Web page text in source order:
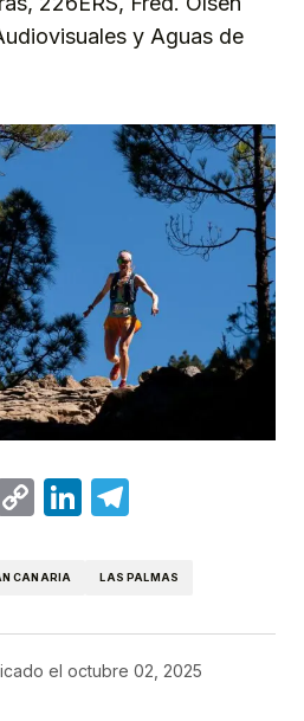
y Aguas de
CopyLinkedIn
CANARIA LAS PALMAS
el octubre 02, 2025